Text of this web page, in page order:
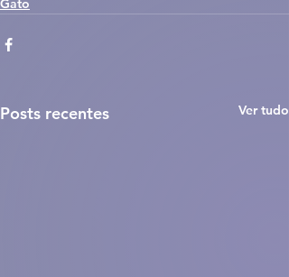
Gato
Posts recentes Ver tudo